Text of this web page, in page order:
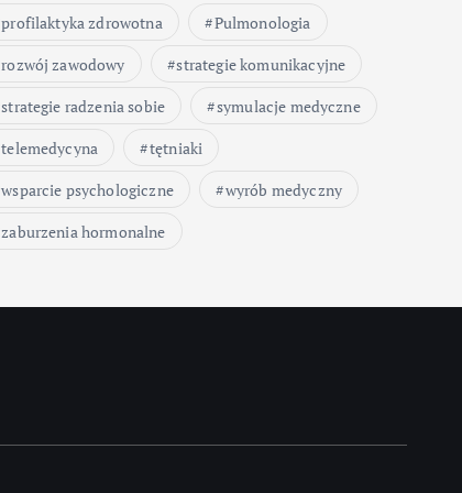
profilaktyka zdrowotna
Pulmonologia
rozwój zawodowy
strategie komunikacyjne
strategie radzenia sobie
symulacje medyczne
telemedycyna
tętniaki
wsparcie psychologiczne
wyrób medyczny
zaburzenia hormonalne